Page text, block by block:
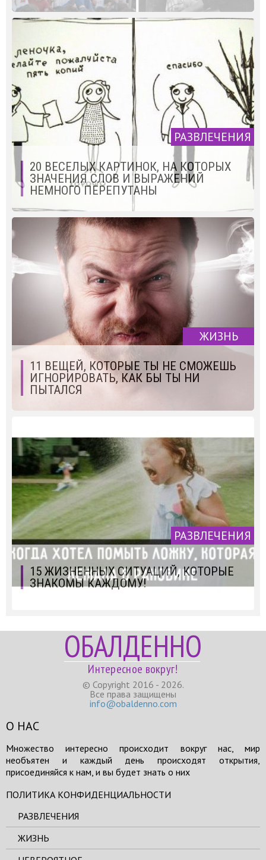
РАЗВЛЕЧЕНИЯ
20 ВЕСЕЛЫХ КАРТИНОК, НА КОТОРЫХ
ЗНАЧЕНИЯ СЛОВ И ВЫРАЖЕНИЙ
НЕМНОГО ПЕРЕПУТАНЫ
ЖИЗНЬ
11 ВЕЩЕЙ, КОТОРЫЕ ТЫ НЕ СМОЖЕШЬ
ИГНОРИРОВАТЬ, КАК БЫ ТЫ НИ
ПЫТАЛСЯ
РАЗВЛЕЧЕНИЯ
15 ЖИЗНЕННЫХ СИТУАЦИЙ, КОТОРЫЕ
ЗНАКОМЫ КАЖДОМУ!
ОБАЛДЕННО
Интересное вокруг!
© Copyright 2016 - 2026.
Все права защищены
info@obaldenno.com
О НАС
Множество интересно происходит вокруг нас, мир
необъятен и каждый день происходят открытия,
присоединяйся к нам, и вы будет знать о них
ПОЛИТИКА КОНФИДЕНЦИАЛЬНОСТИ
РАЗВЛЕЧЕНИЯ
ЖИЗНЬ